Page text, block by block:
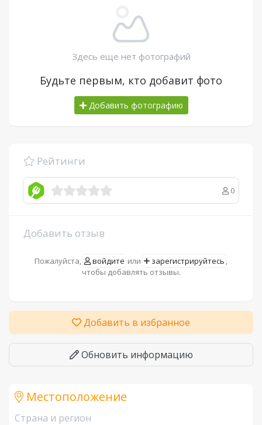
Здесь еще нет фотографий
Будьте первым, кто добавит фото
Добавить фотографию
Рейтинги
0
Добавить отзыв
Пожалуйста, войдите или зарегистрируйтесь ,
чтобы добавлять отзывы.
Добавить в избранное
Обновить информацию
Местоположение
Страна и регион